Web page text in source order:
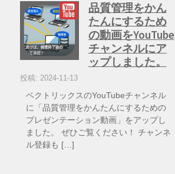
品質管理をかん
たんにするため
の動画をYouTube
チャンネルにア
ップしました。
投稿: 2024-11-13
ベクトリックスのYouTubeチャンネル
に「品質管理をかんたんにするための
プレゼンテーション動画」をアップし
ました。 ぜひご覧ください！ チャンネ
ル登録も […]